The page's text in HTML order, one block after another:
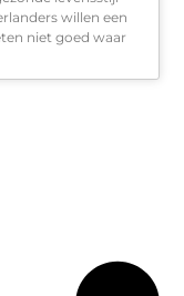
willen een
niet goed waar